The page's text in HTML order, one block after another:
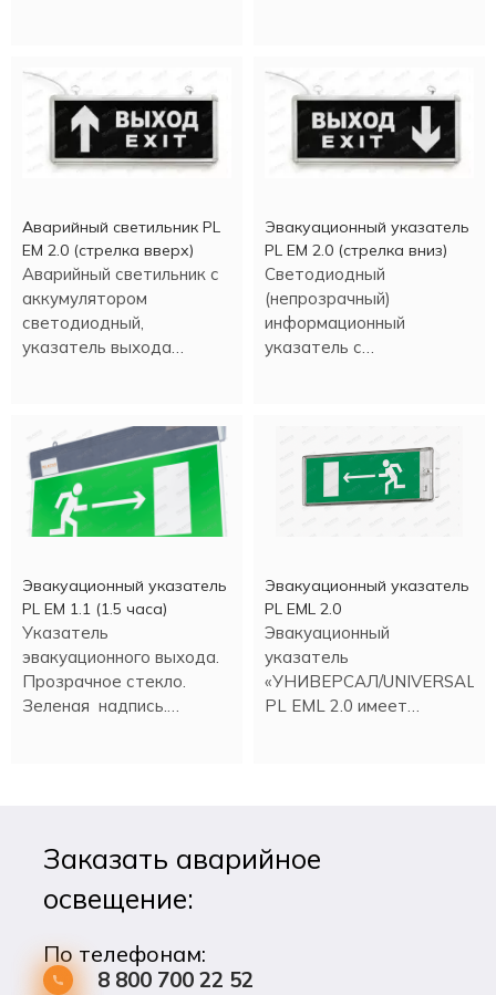
Аварийный светильник PL
EM 2.0 (стрелка вверх)
Аварийный светильник с
аккумулятором
светодиодный,
указатель выхода
Эвакуационный указатель
PL EM 2.0 (стрелка вниз)
Светодиодный
(непрозрачный)
информационный
указатель с
Эвакуационный указатель
PL EM 1.1 (1.5 часа)
Указатель
эвакуационного выхода.
Прозрачное стекло.
Зеленая надпись.
Эвакуационный указатель
PL EML 2.0
Эвакуационный
указатель
«УНИВЕРСАЛ/UNIVERSAL»
PL EML 2.0 имеет
Заказать аварийное
освещение:
По телефонам:
8 800 700 22 52